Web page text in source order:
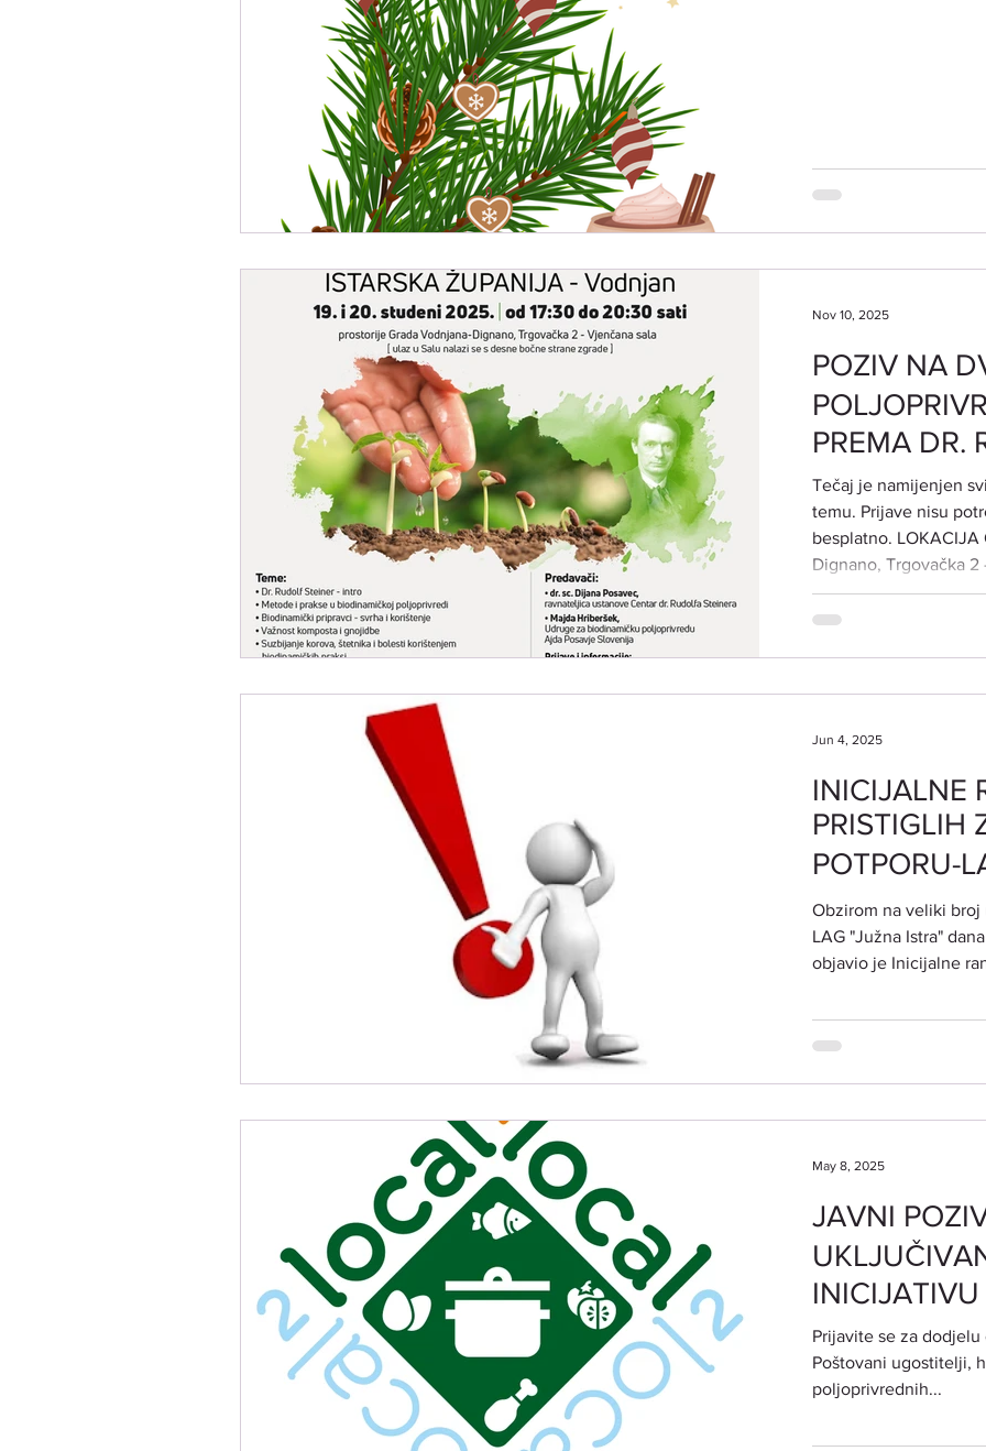
POZIV NA
PREMA DR.
STEINERU
17:30-20:30
Tečaj je namijenjen
temu. Prijave nisu
besplatno. LOKACIJA
Dignano, Trgovačka 2
VRIJEME ODRŽAVANJA: srijeda 19.
četvrtak 20. studenog
biodinamičku
Nov 10, 2025
INICIJALNE
PRISTIGLIH
POTPORU-
INT 1.1.
očuvanje
djelatnosti​
Obzirom na veliki
LAG "Južna Istra"
objavio je Inicijalne
Jun 4, 2025
JAVNI
OZNAKE
Local2Local
Prijavite se za
Poštovani ugostitelji,
poljoprivrednih...
May 8, 2025